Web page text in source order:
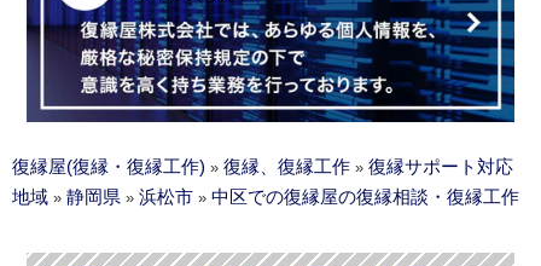
復縁屋(復縁・復縁工作) » 復縁、復縁工作 » 復縁サポート対応
地域 » 静岡県 » 浜松市 » 中区での復縁屋の復縁相談・復縁工作